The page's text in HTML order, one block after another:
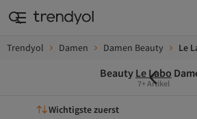
Trendyol Damen Damen Beauty Le
Beauty Le Labo
7+ Artikel
Wichtigste zuerst